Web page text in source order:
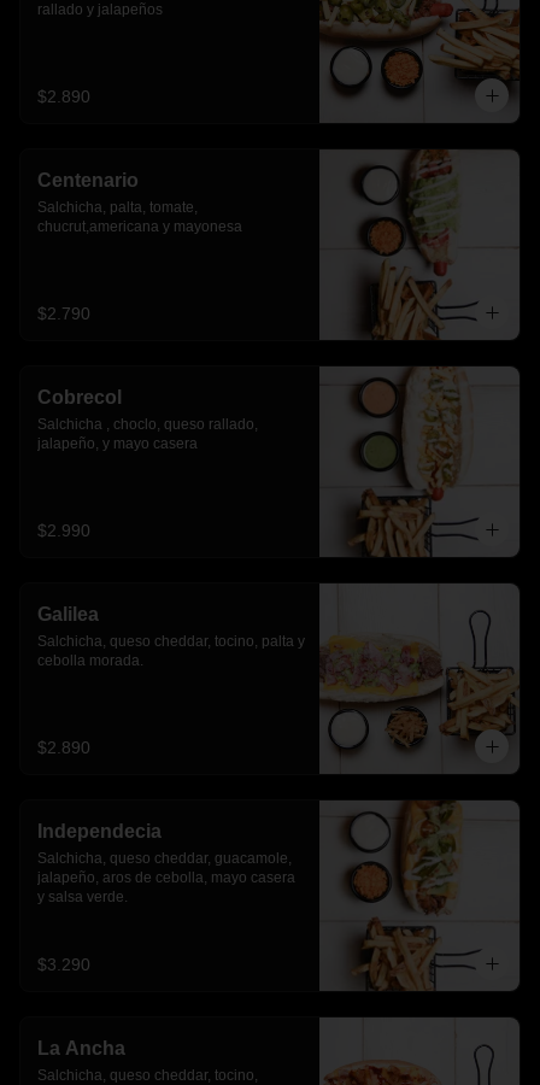
rallado y jalapeños
$2.890
Centenario
Salchicha, palta, tomate,
chucrut,americana y mayonesa
$2.790
Cobrecol
Salchicha , choclo, queso rallado,
jalapeño, y mayo casera
$2.990
Galilea
Salchicha, queso cheddar, tocino, palta y
cebolla morada.
$2.890
Independecia
Salchicha, queso cheddar, guacamole,
jalapeño, aros de cebolla, mayo casera
y salsa verde.
$3.290
La Ancha
Salchicha, queso cheddar, tocino,